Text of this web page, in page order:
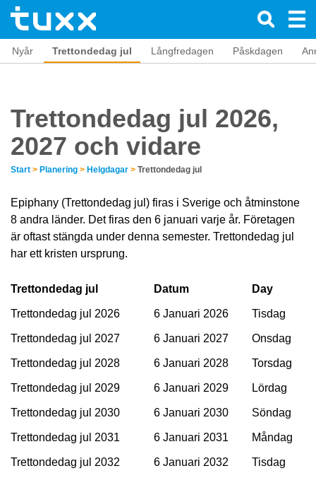
Nyår Trettondedag jul Långfredagen Påskdagen
Trettondedag jul 2026,
2027 och vidare
Start > Planering > Helgdagar > Trettondedag jul
Epiphany (Trettondedag jul) firas i Sverige och åtminstone
8 andra länder. Det firas den 6 januari varje år. Företagen
är oftast stängda under denna semester. Trettondedag jul
har ett kristen ursprung.
Trettondedag jul Datum Day
Trettondedag jul 2026 6 Januari 2026 Tisdag
Trettondedag jul 2027 6 Januari 2027 Onsdag
Trettondedag jul 2028 6 Januari 2028 Torsdag
Trettondedag jul 2029 6 Januari 2029 Lördag
Trettondedag jul 2030 6 Januari 2030 Söndag
Trettondedag jul 2031 6 Januari 2031 Måndag
Trettondedag jul 2032 6 Januari 2032 Tisdag